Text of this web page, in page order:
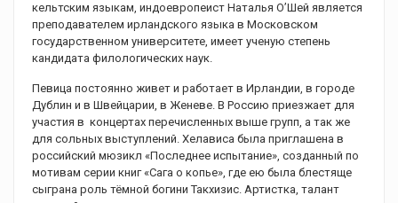
кельтским языкам, индоевропеист Наталья О’Шей является
преподавателем ирландского языка в Московском
государственном университете, имеет ученую степень
кандидата филологических наук.
Певица постоянно живет и работает в Ирландии, в городе
Дублин и в Швейцарии, в Женеве. В Россию приезжает для
участия в концертах перечисленных выше групп, а так же
для сольных выступлений. Хелависа была приглашена в
российский мюзикл «Последнее испытание», созданный по
мотивам серии книг «Сага о копье», где ею была блестяще
сыграна роль тёмной богини Такхизис. Артистка, талант